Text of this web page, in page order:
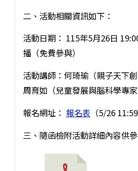
二、活動相關資訊如下：
活動日期： 115年5月26日
播（免費參與）
活動講師：何琦瑜（親子天下
周育如（兒童發展與腦科學專家
報名網址： 報名表 （5/26
三、隨函檢附活動詳細內容供